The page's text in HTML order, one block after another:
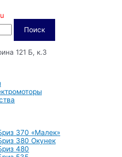
Поиск
121 Б, к.3
370 «Малек»
380 Окунек
480